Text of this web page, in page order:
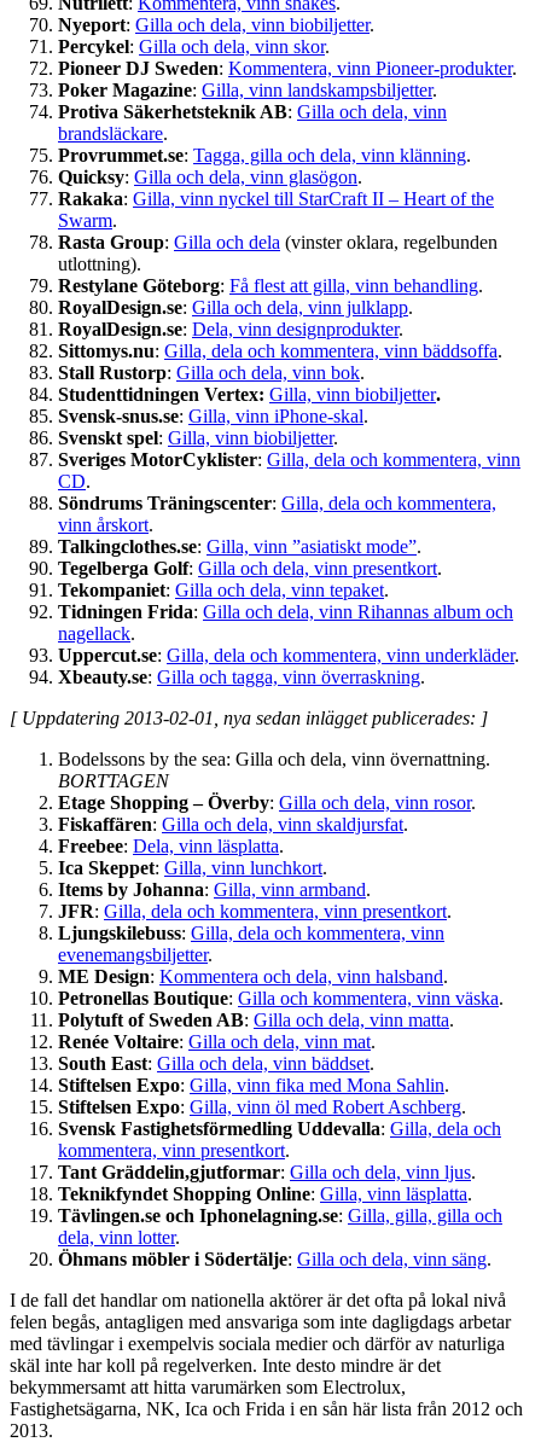
Nyeport: Gilla och dela, vinn biobiljetter.
Percykel: Gilla och dela, vinn skor.
Pioneer DJ Sweden: Kommentera, vinn Pioneer-produkter.
Poker Magazine: Gilla, vinn landskampsbiljetter.
Protiva Säkerhetsteknik AB: Gilla och dela, vinn
brandsläckare.
Provrummet.se: Tagga, gilla och dela, vinn klänning.
Quicksy: Gilla och dela, vinn glasögon.
Rakaka: Gilla, vinn nyckel till StarCraft II – Heart of the
Swarm.
Rasta Group: Gilla och dela (vinster oklara, regelbunden
utlottning).
Restylane Göteborg: Få flest att gilla, vinn behandling.
RoyalDesign.se: Gilla och dela, vinn julklapp.
RoyalDesign.se: Dela, vinn designprodukter.
Sittomys.nu: Gilla, dela och kommentera, vinn bäddsoffa.
Stall Rustorp: Gilla och dela, vinn bok.
Studenttidningen Vertex: Gilla, vinn biobiljetter.
Svensk-snus.se: Gilla, vinn iPhone-skal.
Svenskt spel: Gilla, vinn biobiljetter.
Sveriges MotorCyklister: Gilla, dela och kommentera, vinn
CD.
Söndrums Träningscenter: Gilla, dela och kommentera,
vinn årskort.
Talkingclothes.se: Gilla, vinn ”asiatiskt mode”.
Tegelberga Golf: Gilla och dela, vinn presentkort.
Tekompaniet: Gilla och dela, vinn tepaket.
Tidningen Frida: Gilla och dela, vinn Rihannas album och
nagellack.
Uppercut.se: Gilla, dela och kommentera, vinn underkläder.
Xbeauty.se: Gilla och tagga, vinn överraskning.
[ Uppdatering 2013-02-01, nya sedan inlägget publicerades: ]
Bodelssons by the sea: Gilla och dela, vinn övernattning.
BORTTAGEN
Etage Shopping – Överby: Gilla och dela, vinn rosor.
Fiskaffären: Gilla och dela, vinn skaldjursfat.
Freebee: Dela, vinn läsplatta.
Ica Skeppet: Gilla, vinn lunchkort.
Items by Johanna: Gilla, vinn armband.
JFR: Gilla, dela och kommentera, vinn presentkort.
Ljungskilebuss: Gilla, dela och kommentera, vinn
evenemangsbiljetter.
ME Design: Kommentera och dela, vinn halsband.
Petronellas Boutique: Gilla och kommentera, vinn väska.
Polytuft of Sweden AB: Gilla och dela, vinn matta.
Renée Voltaire: Gilla och dela, vinn mat.
South East: Gilla och dela, vinn bäddset.
Stiftelsen Expo: Gilla, vinn fika med Mona Sahlin.
Stiftelsen Expo: Gilla, vinn öl med Robert Aschberg.
Svensk Fastighetsförmedling Uddevalla: Gilla, dela och
kommentera, vinn presentkort.
Tant Gräddelin,gjutformar: Gilla och dela, vinn ljus.
Teknikfyndet Shopping Online: Gilla, vinn läsplatta.
Tävlingen.se och Iphonelagning.se: Gilla, gilla, gilla och
dela, vinn lotter.
Öhmans möbler i Södertälje: Gilla och dela, vinn säng.
I de fall det handlar om nationella aktörer är det ofta på lokal nivå
felen begås, antagligen med ansvariga som inte dagligdags arbetar
med tävlingar i exempelvis sociala medier och därför av naturliga
skäl inte har koll på regelverken. Inte desto mindre är det
bekymmersamt att hitta varumärken som Electrolux,
Fastighetsägarna, NK, Ica och Frida i en sån här lista från 2012 och
2013.